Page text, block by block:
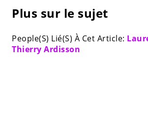
Plus sur le sujet
People(S) Lié(S) À Cet Article:
Thierry Ardisson